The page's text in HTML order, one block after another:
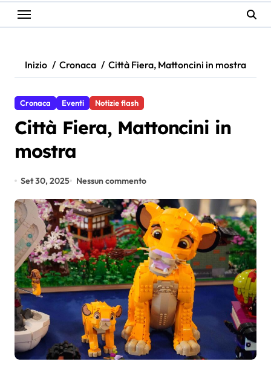
Inizio Cronaca Città Fiera, Mattoncini in mostra
Cronaca Eventi Notizie flash
Città Fiera, Mattoncini in
mostra
Set 30, 2025 Nessun commento